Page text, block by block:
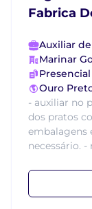
Fabrica
Auxiliar
Marinar
Presencial
Ouro
- auxiliar no
dos pratos
embalagens
necessário.